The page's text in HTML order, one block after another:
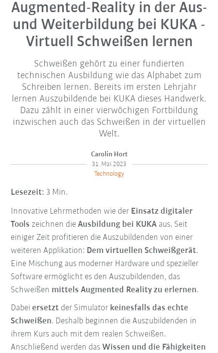
Augmented-Reality in der Aus-
und Weiterbildung bei KUKA -
Virtuell Schweißen lernen
Schweißen gehört zu einer fundierten
technischen Ausbildung wie das Alphabet zum
Schreiben lernen. Bereits im ersten Lehrjahr
lernen Auszubildende bei KUKA dieses Handwerk.
Dazu zählt in einer vierwöchigen Fortbildung
inzwischen auch das Schweißen in der virtuellen
Welt.
Carolin Hort
31. Mai 2023
Technology
Lesezeit: 3 Min.
Innovative Lehrmethoden wie der Einsatz digitaler
Tools zeichnen dieAusbildung bei KUKA aus. Seit
einiger Zeit profitieren die Auszubildenden von einer
weiteren Applikation: Dem virtuellen Schweißgerät.
Eine Mischung aus moderner Hardware und spezieller
Software ermöglicht es den Auszubildenden, das
Schweißen mittels Augmented Reality zu erlernen.
Dabeiersetzt der Simulator keinesfalls das echte
Schweißen. Deshalb beginnen die Auszubildenden in
ihrem Kurs auch mit dem realen Schweißen.
Anschließend werden das Wissen und die Fähigkeiten